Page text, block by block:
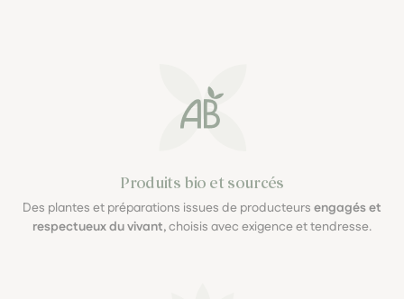
Produits bio et sourcés
Des plantes et préparations issues de producteurs engagés et
respectueux du vivant, choisis avec exigence et tendresse.